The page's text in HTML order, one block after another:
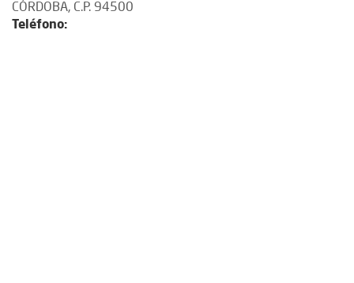
CÓRDOBA, C.P. 94500
Teléfono: